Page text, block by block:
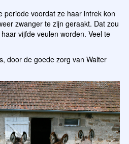
periode voordat ze haar intrek kon
zwanger te zijn geraakt. Dat zou
vijfde veulen worden. Veel te
door de goede zorg van Walter